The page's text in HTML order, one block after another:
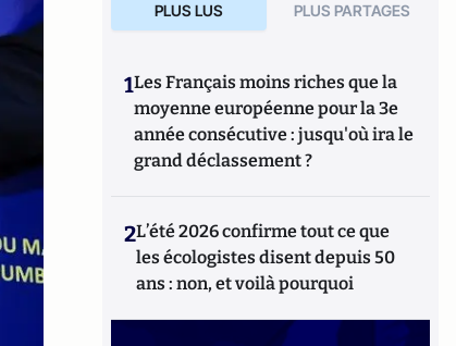
PLUS LUS PLUS PARTAGES
1Les Français moins riches que la
moyenne européenne pour la 3e
année consécutive : jusqu'où ira le
grand déclassement ?
2L’été 2026 confirme tout ce que
les écologistes disent depuis 50
ans : non, et voilà pourquoi